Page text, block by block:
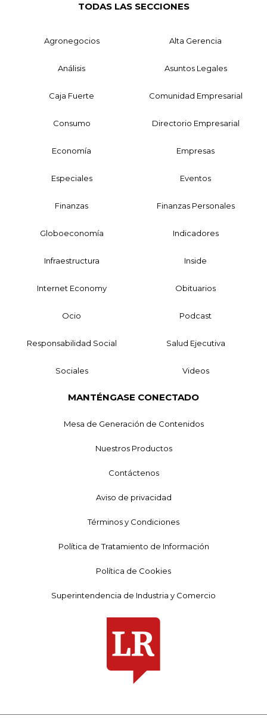
TODAS LAS SECCIONES
Agronegocios Alta Gerencia
Análisis Asuntos Legales
Caja Fuerte Comunidad Empresarial
Consumo Directorio Empresarial
Economía Empresas
Especiales Eventos
Finanzas Finanzas Personales
Globoeconomía Indicadores
Infraestructura Inside
Internet Economy Obituarios
Ocio Podcast
Responsabilidad Social Salud Ejecutiva
Sociales Videos
MANTÉNGASE CONECTADO
Mesa de Generación de Contenidos
Nuestros Productos
Contáctenos
Aviso de privacidad
Términos y Condiciones
Política de Tratamiento de Información
Política de Cookies
Superintendencia de Industria y Comercio